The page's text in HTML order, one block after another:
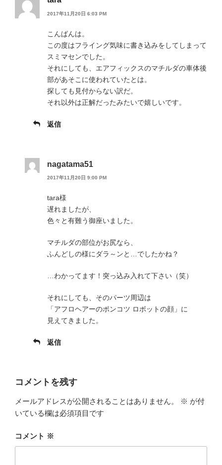
2017年11月20日 6:03 PM
こんばんは。
この度はフライング気味に書き込みをしてしまって
スミマセンでした。
それにしても、エアフィックスのマチルダの車体後
部があそこに使われていたとは。
探しても見付からない訳だ。
それ以外は正解だったみたいで嬉しいです。
返信
nagatama51
2017年11月20日 9:00 PM
tara様
遅れましたが、
色々と有難う御座いました。
マチルダの部位がお尻なら、
ふんどしの様にダラ～ンと…でしたかね？
…わかってます！突っ込み入れて下さい（笑）
それにしても、そのパーツ周辺は
「アフロヘアーのポンコツ ロボットの顔」に
見えてきました。
返信
コメントを残す
メールアドレスが公開されることはありません。 ※ が付
いている欄は必須項目です
コメント ※